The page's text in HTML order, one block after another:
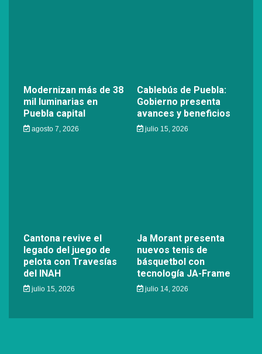
Modernizan más de 38
mil luminarias en
Puebla capital
agosto 7, 2026
Cablebús de Puebla:
Gobierno presenta
avances y beneficios
julio 15, 2026
Cantona revive el
legado del juego de
pelota con Travesías
del INAH
julio 15, 2026
Ja Morant presenta
nuevos tenis de
básquetbol con
tecnología JA-Frame
julio 14, 2026